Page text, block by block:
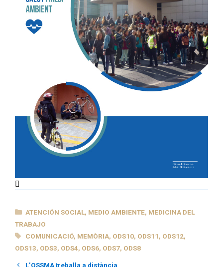
CATEGORÍAS
ATENCIÓN SOCIAL, MEDIO AMBIENTE, MEDICINA DEL
TRABAJO
ETIQUETAS
COMUNICACIÓ, MEMÒRIA, ODS10, ODS11, ODS12,
ODS13, ODS3, ODS4, ODS6, ODS7, ODS8
L’OSSMA treballa a distància